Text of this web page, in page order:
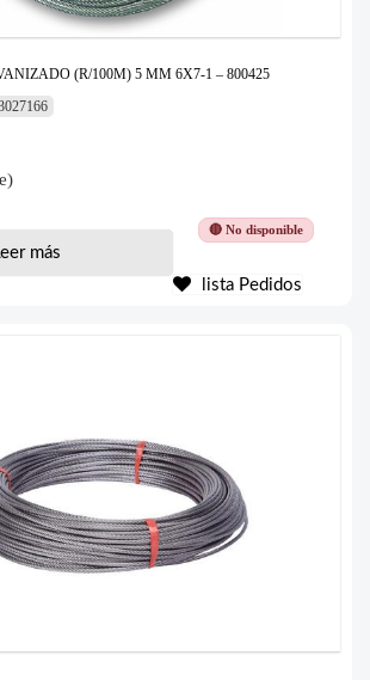
(R/100M) 5 MM 6X7-1 – 800425
🔴 No disponible
más
lista Pedidos